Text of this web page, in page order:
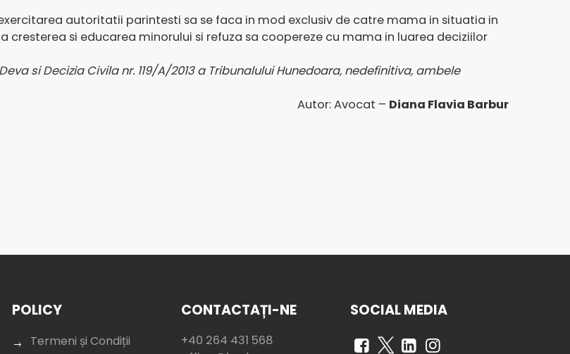
autoritatii parintesti sa se faca in mod exclusiv de catre mama in situatia in
si educarea minorului si refuza sa coopereze cu mama in luarea deciziilor
si Decizia Civila nr. 119/A/2013 a Tribunalului Hunedoara, nedefinitiva, ambele
Autor: Avocat – Diana Flavia Barbur
POLICY
Termeni și Condiții
CONTACTAȚI-NE
+40 264 431 568
SOCIAL MEDIA